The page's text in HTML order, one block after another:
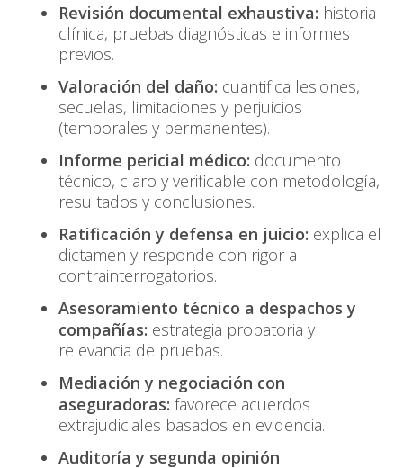
Revisión documental exhaustiva: historia
clínica, pruebas diagnósticas e informes
previos.
Valoración del daño: cuantifica lesiones,
secuelas, limitaciones y perjuicios
(temporales y permanentes).
Informe pericial médico: documento
técnico, claro y verificable con metodología,
resultados y conclusiones.
Ratificación y defensa en juicio: explica el
dictamen y responde con rigor a
contrainterrogatorios.
Asesoramiento técnico a despachos y
compañías: estrategia probatoria y
relevancia de pruebas.
Mediación y negociación con
aseguradoras: favorece acuerdos
extrajudiciales basados en evidencia.
Auditoría y segunda opinión